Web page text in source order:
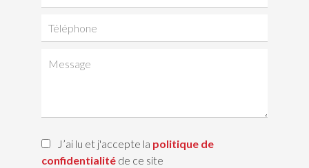
J’ai lu et j'accepte la politique de
confidentialité de ce site